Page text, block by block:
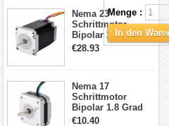
Nema 23
Schrittmotor
Bipolar 1,8 Grad
2,83Nm 4 A 2,26V
€28.93
Nema 17
Schrittmotor
Bipolar 1.8 Grad
8.7Ncm 1A 3.5V 4
€10.40
Menge :
In den